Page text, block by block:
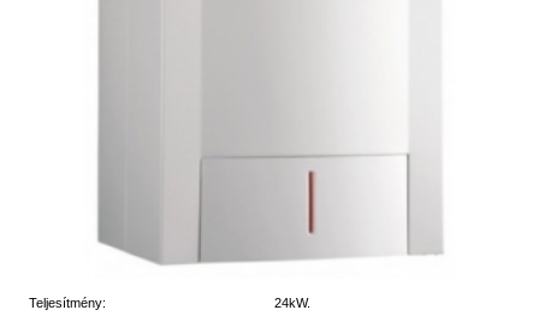
Teljesítmény: 24kW.